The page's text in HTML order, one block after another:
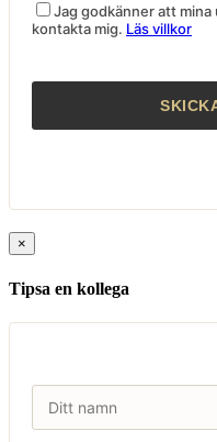
Jag godkänner att
kontakta mig. Läs villkor
×
Tipsa en kollega